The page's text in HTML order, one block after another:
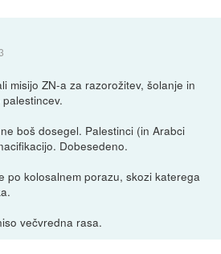
misijo ZN-a za razorožitev, šolanje in
boš dosegel. Palestinci (in Arabci
Dobesedeno.
po kolosalnem porazu, skozi katerega
večvredna rasa.